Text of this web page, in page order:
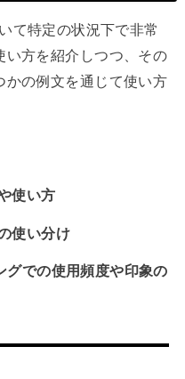
て特定の状況下で非常
い方を紹介しつつ、その
かの例文を通じて使い方
使い方
使い分け
グでの使用頻度や印象の